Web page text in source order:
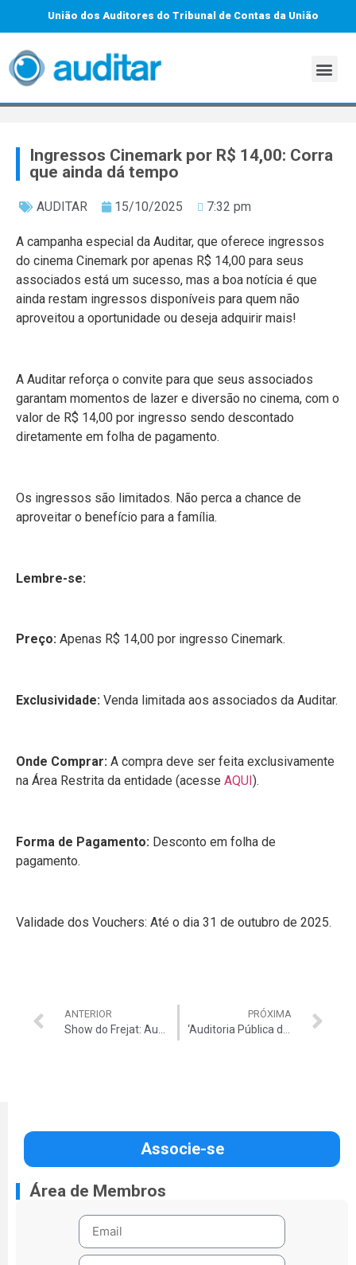
União dos Auditores do Tribunal de Contas da União
Ingressos Cinemark por R$ 14,00: Corra
que ainda dá tempo
AUDITAR 15/10/2025 7:32 pm
A campanha especial da Auditar, que oferece ingressos
do cinema Cinemark por apenas R$ 14,00 para seus
associados está um sucesso, mas a boa notícia é que
ainda restam ingressos disponíveis para quem não
aproveitou a oportunidade ou deseja adquirir mais!
A Auditar reforça o convite para que seus associados
garantam momentos de lazer e diversão no cinema, com o
valor de R$ 14,00 por ingresso sendo descontado
diretamente em folha de pagamento.
Os ingressos são limitados. Não perca a chance de
aproveitar o benefício para a família.
Lembre-se:
Preço: Apenas R$ 14,00 por ingresso Cinemark.
Exclusividade: Venda limitada aos associados da Auditar.
Onde Comprar: A compra deve ser feita exclusivamente
na Área Restrita da entidade (acesse AQUI).
Forma de Pagamento: Desconto em folha de
pagamento.
Validade dos Vouchers: Até o dia 31 de outubro de 2025.
ANTERIOR
Show do Frejat: Auditar realiza distribuição gratuita de ingressos para associados
PRÓXIMA
‘Auditoria Pública deve ter foco na redução de desigualdades’, defende presidente da Auditar em seminário internacional
Associe-se
Área de Membros